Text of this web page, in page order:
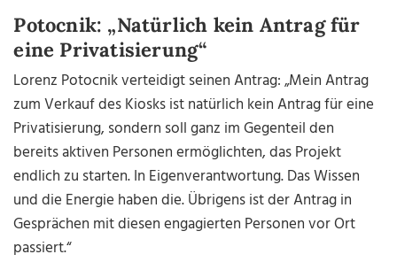
Potocnik: „Natürlich kein Antrag für
eine Privatisierung“
Lorenz Potocnik verteidigt seinen Antrag: „Mein Antrag
zum Verkauf des Kiosks ist natürlich kein Antrag für eine
Privatisierung, sondern soll ganz im Gegenteil den
bereits aktiven Personen ermöglichten, das Projekt
endlich zu starten. In Eigenverantwortung. Das Wissen
und die Energie haben die. Übrigens ist der Antrag in
Gesprächen mit diesen engagierten Personen vor Ort
passiert.“